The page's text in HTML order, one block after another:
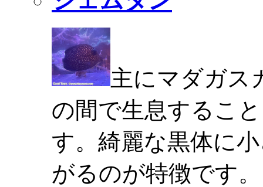
主にマダガス
の間で生息するこ
す。綺麗な黒体に
がるのが特徴です。